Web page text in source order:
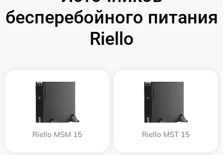
бесперебойного питания
Riello
Riello MSM 15 Riello MST 15